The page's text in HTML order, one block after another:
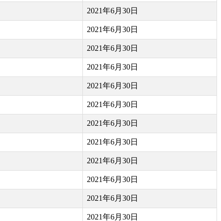
2021年6月30日
2021年6月30日
2021年6月30日
2021年6月30日
2021年6月30日
2021年6月30日
2021年6月30日
2021年6月30日
2021年6月30日
2021年6月30日
2021年6月30日
2021年6月30日